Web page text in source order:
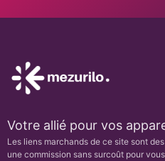
Votre allié pour vos
Les liens marchands de ce site sont
une commission sans surcoût pour